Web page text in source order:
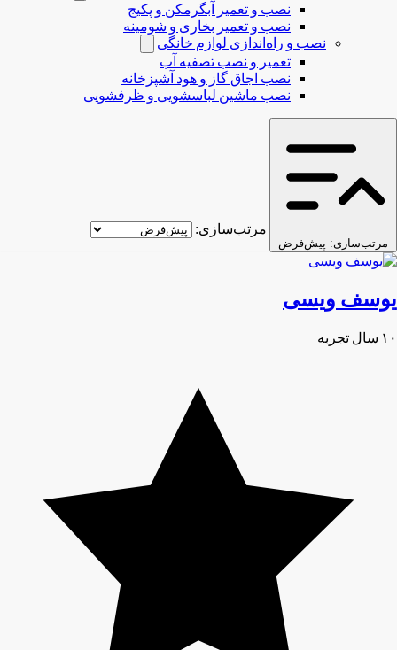
نصب و تعمیر آبگرمکن و پکیج
نصب و تعمیر بخاری و شومینه
نصب و راه‌اندازی لوازم خانگی
تعمیر و نصب تصفیه آب
نصب اجاق گاز و هود آشپزخانه
نصب ماشین لباسشویی و ظرفشویی
مرتب‌سازی: پیش‌فرض
مرتب‌سازی:
یوسف ویسی
۱۰ سال تجربه